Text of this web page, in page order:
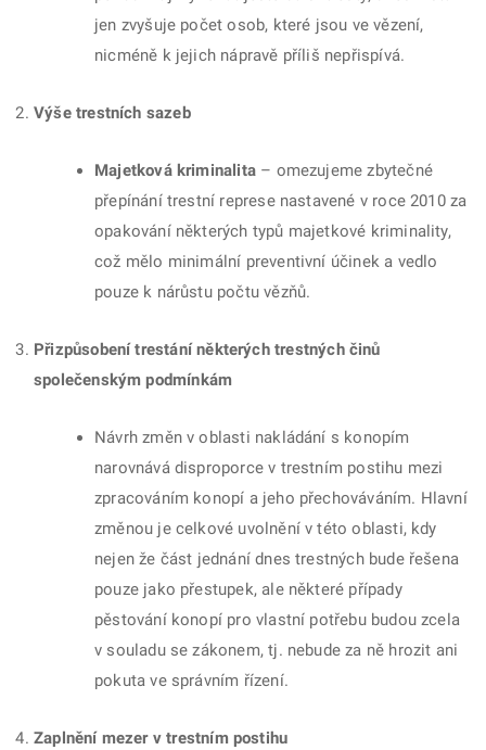
jen zvyšuje počet osob, které jsou ve vězení,
nicméně k jejich nápravě příliš nepřispívá.
Výše trestních sazeb
Majetková kriminalita– omezujeme zbytečné
přepínání trestní represe nastavené v roce 2010 za
opakování některých typů majetkové kriminality,
což mělo minimální preventivní účinek a vedlo
pouze k nárůstu počtu vězňů.
Přizpůsobení trestání některých trestných činů
společenským podmínkám
Návrh změn v oblasti nakládání s konopím
narovnává disproporce v trestním postihu mezi
zpracováním konopí a jeho přechováváním. Hlavní
změnou je celkové uvolnění v této oblasti, kdy
nejen že část jednání dnes trestných bude řešena
pouze jako přestupek, ale některé případy
pěstování konopí pro vlastní potřebu budou zcela
v souladu se zákonem, tj. nebude za ně hrozit ani
pokuta ve správním řízení.
Zaplnění mezer v trestním postihu